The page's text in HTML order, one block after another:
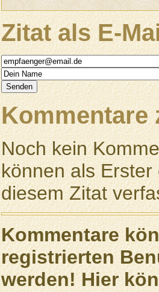
Zitat als E-
Kommentare
Noch kein
können als
diesem Zitat
Kommentare
registrierten
werden! Hier